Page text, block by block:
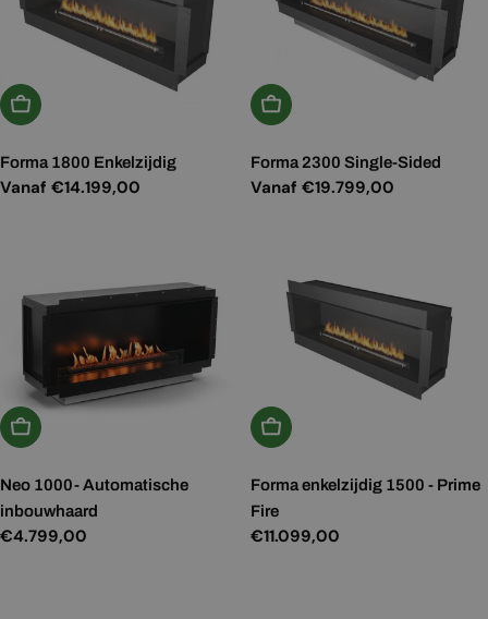
Kies Opties
Forma 1800 Enkelzijdig
Normale
Vanaf €14.199,00
Kies Opties
Forma 2300 Single-Sided
Normale
Vanaf €19.799,00
In Winkelwagen
Neo 1000- Automatische
inbouwhaard
Normale
€4.799,00
In Winkelwagen
Forma enkelzijdig 1500 - Prime
Fire
Normale
€11.099,00